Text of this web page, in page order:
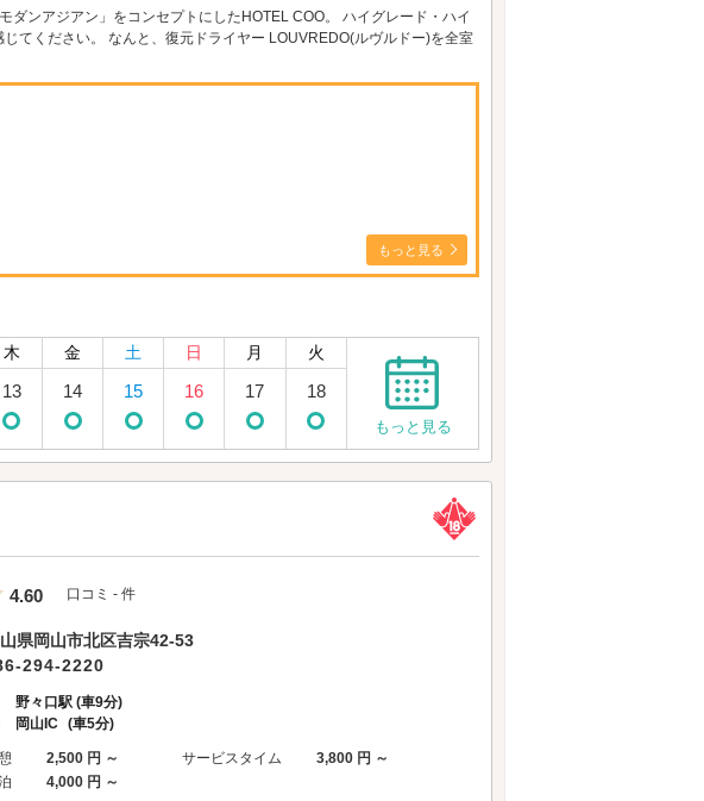
ダンアジアン」をコンセプトにしたHOTEL COO。 ハイグレード・ハイ
てください。 なんと、復元ドライヤー LOUVREDO(ルヴルドー)を全室
もっと見る
木 金 土 日 月 火
13 14 15 16 17 18
もっと見る
5つ星のうち4.5
4.60 口コミ - 件
県岡山市北区吉宗42-53
294-2220
野々口駅 (車9分)
岡山IC (車5分)
2,500 円 ～ サービスタイム
3,800 円 ～
4,000 円 ～